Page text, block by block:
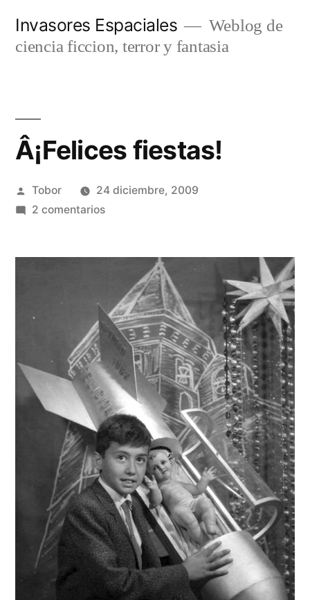
Invasores Espaciales
Weblog de
ciencia ficcion, terror y fantasia
Â¡Felices fiestas!
Publicado
por
Tobor
24 diciembre, 2009
2 comentariosen